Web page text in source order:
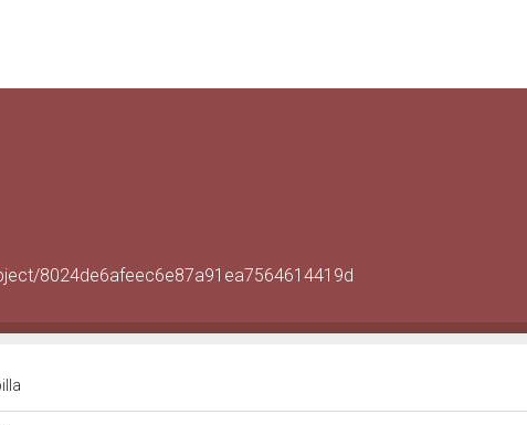
8024de6afeec6e87a91ea7564614419d